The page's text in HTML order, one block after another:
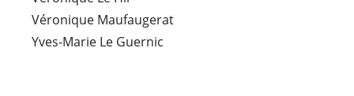
Véronique Maufaugerat
Yves-Marie Le Guernic